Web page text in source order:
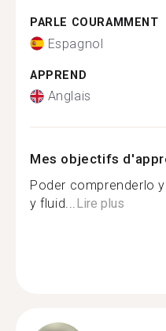
PARLE COURAMMENT
Espagnol
APPREND
Anglais
Mes objectifs
Poder comprenderlo
y fluid...Lire plus